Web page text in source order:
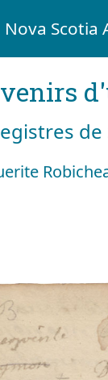
Nova Scotia
de